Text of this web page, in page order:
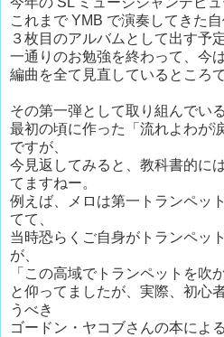
これまで YMB で演奏してきた
３枚目のアルバムとして出す予
一通りのお勉強を終わって、今
編曲を全て見直しているところで
その第一弾として取り組んでいる
最初の頃に作った「流れよわが
ですが、
今見返してみると、教科書的に
てますねー。
例えば、メロは第一トランペッ
てて、
当時恐らくご自身がトランペッ
が、
「この高域でトランペットを吹
と仰ってましたが、実際、初心
うべき
ゴードン・ヤコブさんの本による